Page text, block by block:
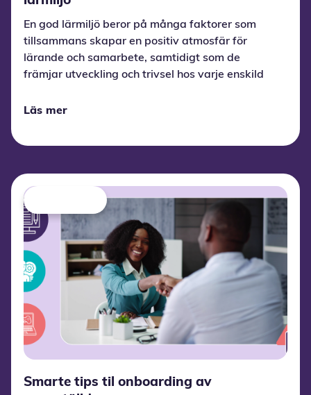
En god lärmiljö beror på många faktorer som
tillsammans skapar en positiv atmosfär för
lärande och samarbete, samtidigt som de
främjar utveckling och trivsel hos varje enskild
Läs mer
Smarte tips til onboarding av